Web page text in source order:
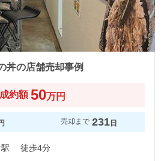
丼の店舗売却事例
成約額 50万円
売却まで 231日
JR横須賀線 鎌倉駅 徒歩4分